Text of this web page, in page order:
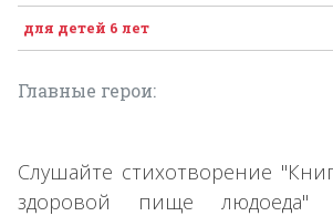
для детей 6 лет
Главные герои:
Слушайте стихотворение
здоровой пище людоеда"